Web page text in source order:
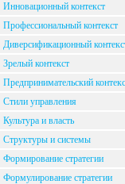
Инновационный контекст
Профессиональный контекст
Диверсификационный
Зрелый контекст
Предпринимательский
Стили управления
Культура и власть
Структуры и системы
Формирование стратегии
Формулирование стратегии